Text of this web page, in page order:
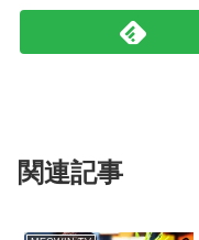
関連記事